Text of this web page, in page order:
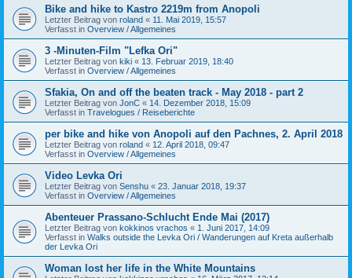
Bike and hike to Kastro 2219m from Anopoli
Letzter Beitrag von roland « 11. Mai 2019, 15:57
Verfasst in Overview / Allgemeines
3 -Minuten-Film "Lefka Ori"
Letzter Beitrag von kiki « 13. Februar 2019, 18:40
Verfasst in Overview / Allgemeines
Sfakia, On and off the beaten track - May 2018 - part 2
Letzter Beitrag von JonC « 14. Dezember 2018, 15:09
Verfasst in Travelogues / Reiseberichte
per bike and hike von Anopoli auf den Pachnes, 2. April 2018
Letzter Beitrag von roland « 12. April 2018, 09:47
Verfasst in Overview / Allgemeines
Video Levka Ori
Letzter Beitrag von Senshu « 23. Januar 2018, 19:37
Verfasst in Overview / Allgemeines
Abenteuer Prassano-Schlucht Ende Mai (2017)
Letzter Beitrag von kokkinos vrachos « 1. Juni 2017, 14:09
Verfasst in Walks outside the Levka Ori / Wanderungen auf Kreta außerhalb
der Levka Ori
Woman lost her life in the White Mountains